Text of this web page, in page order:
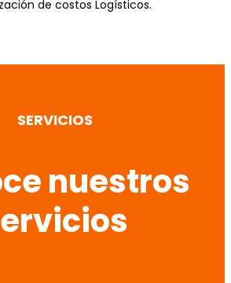
de costos Logísticos.
SERVICIOS
nuestros